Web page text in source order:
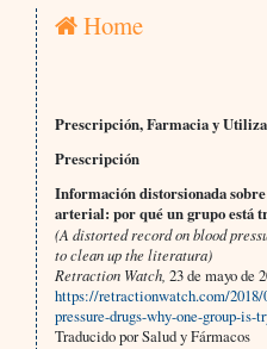
Home
Prescripción, Farmacia y
Prescripción
Información distorsionada
arterial: por qué un grupo está
(A distorted record on blood
to clean up the literatura)
Retraction Watch, 23 de mayo de
https://retractionwatch.com/
pressure-drugs-why-one-group-
Traducido por Salud y Fármacos